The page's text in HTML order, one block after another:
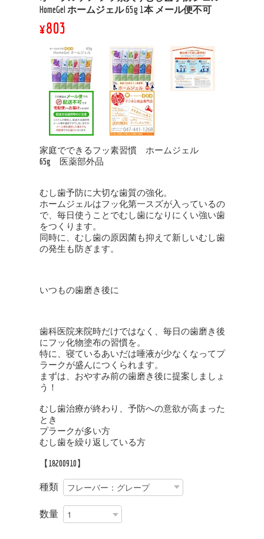
HomeGel ホームジェル 65g 1本 メール便不可
¥803
家庭でできるフッ素習慣 ホームジェル
65g 医薬部外品
むし歯予防に大切な歯質の強化。
ホームジェルはフッ化第一スズが入っているの
で、毎日使うことでむし歯になりにくい強い歯
をつくります。
同時に、むし歯の原因菌も抑えて新しいむし歯
の発生も防ぎます。
いつもの歯磨き後に
歯科医院来院時だけではなく、毎日の歯磨き後
にフッ化物塗布の習慣を。
特に、寝ているあいだは唾液が少なくなってプ
ラークが盛んにつくられます。
まずは、おやすみ前の歯磨き後に提案しましょ
う！
むし歯治療が終わり、予防への意欲が高まった
とき
プラークが多い方
むし歯を繰り返している方
【18200910】
種類
数量